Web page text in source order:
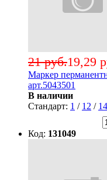
19,29
21 руб.
Маркер
арт.5043501
В наличии
Стандарт: 1 / 12 /
Код: 131049